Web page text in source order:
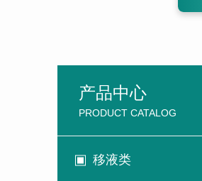
产品中心
PRODUCT CATALOG
移液类